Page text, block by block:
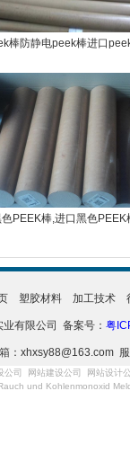
棒防静电peek棒进口
PEEK棒,进口黑色PEEK
塑胶材料 加工技术
有限公司 备案号： 粤
：xhxsy88@163.com
公司 网站建设公司
网站设计
und Kohlenmonoxid